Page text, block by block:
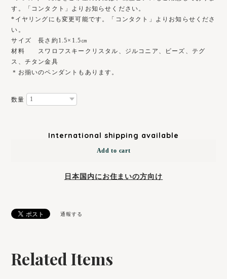
す。「コンタクト」よりお知らせください。
*イヤリングにも変更可能です。「コンタクト」よりお知らせくださ
い。
サイズ 長さ約1.5×1.5㎝
材料 スワロフスキークリスタル、ジルコニア、ビーズ、テグ
ス、チタン金具
＊お揃いのペンダントもあります。
数量
International shipping available
Add to cart
日本国内にお住まいの方向け
通報する
Related Items